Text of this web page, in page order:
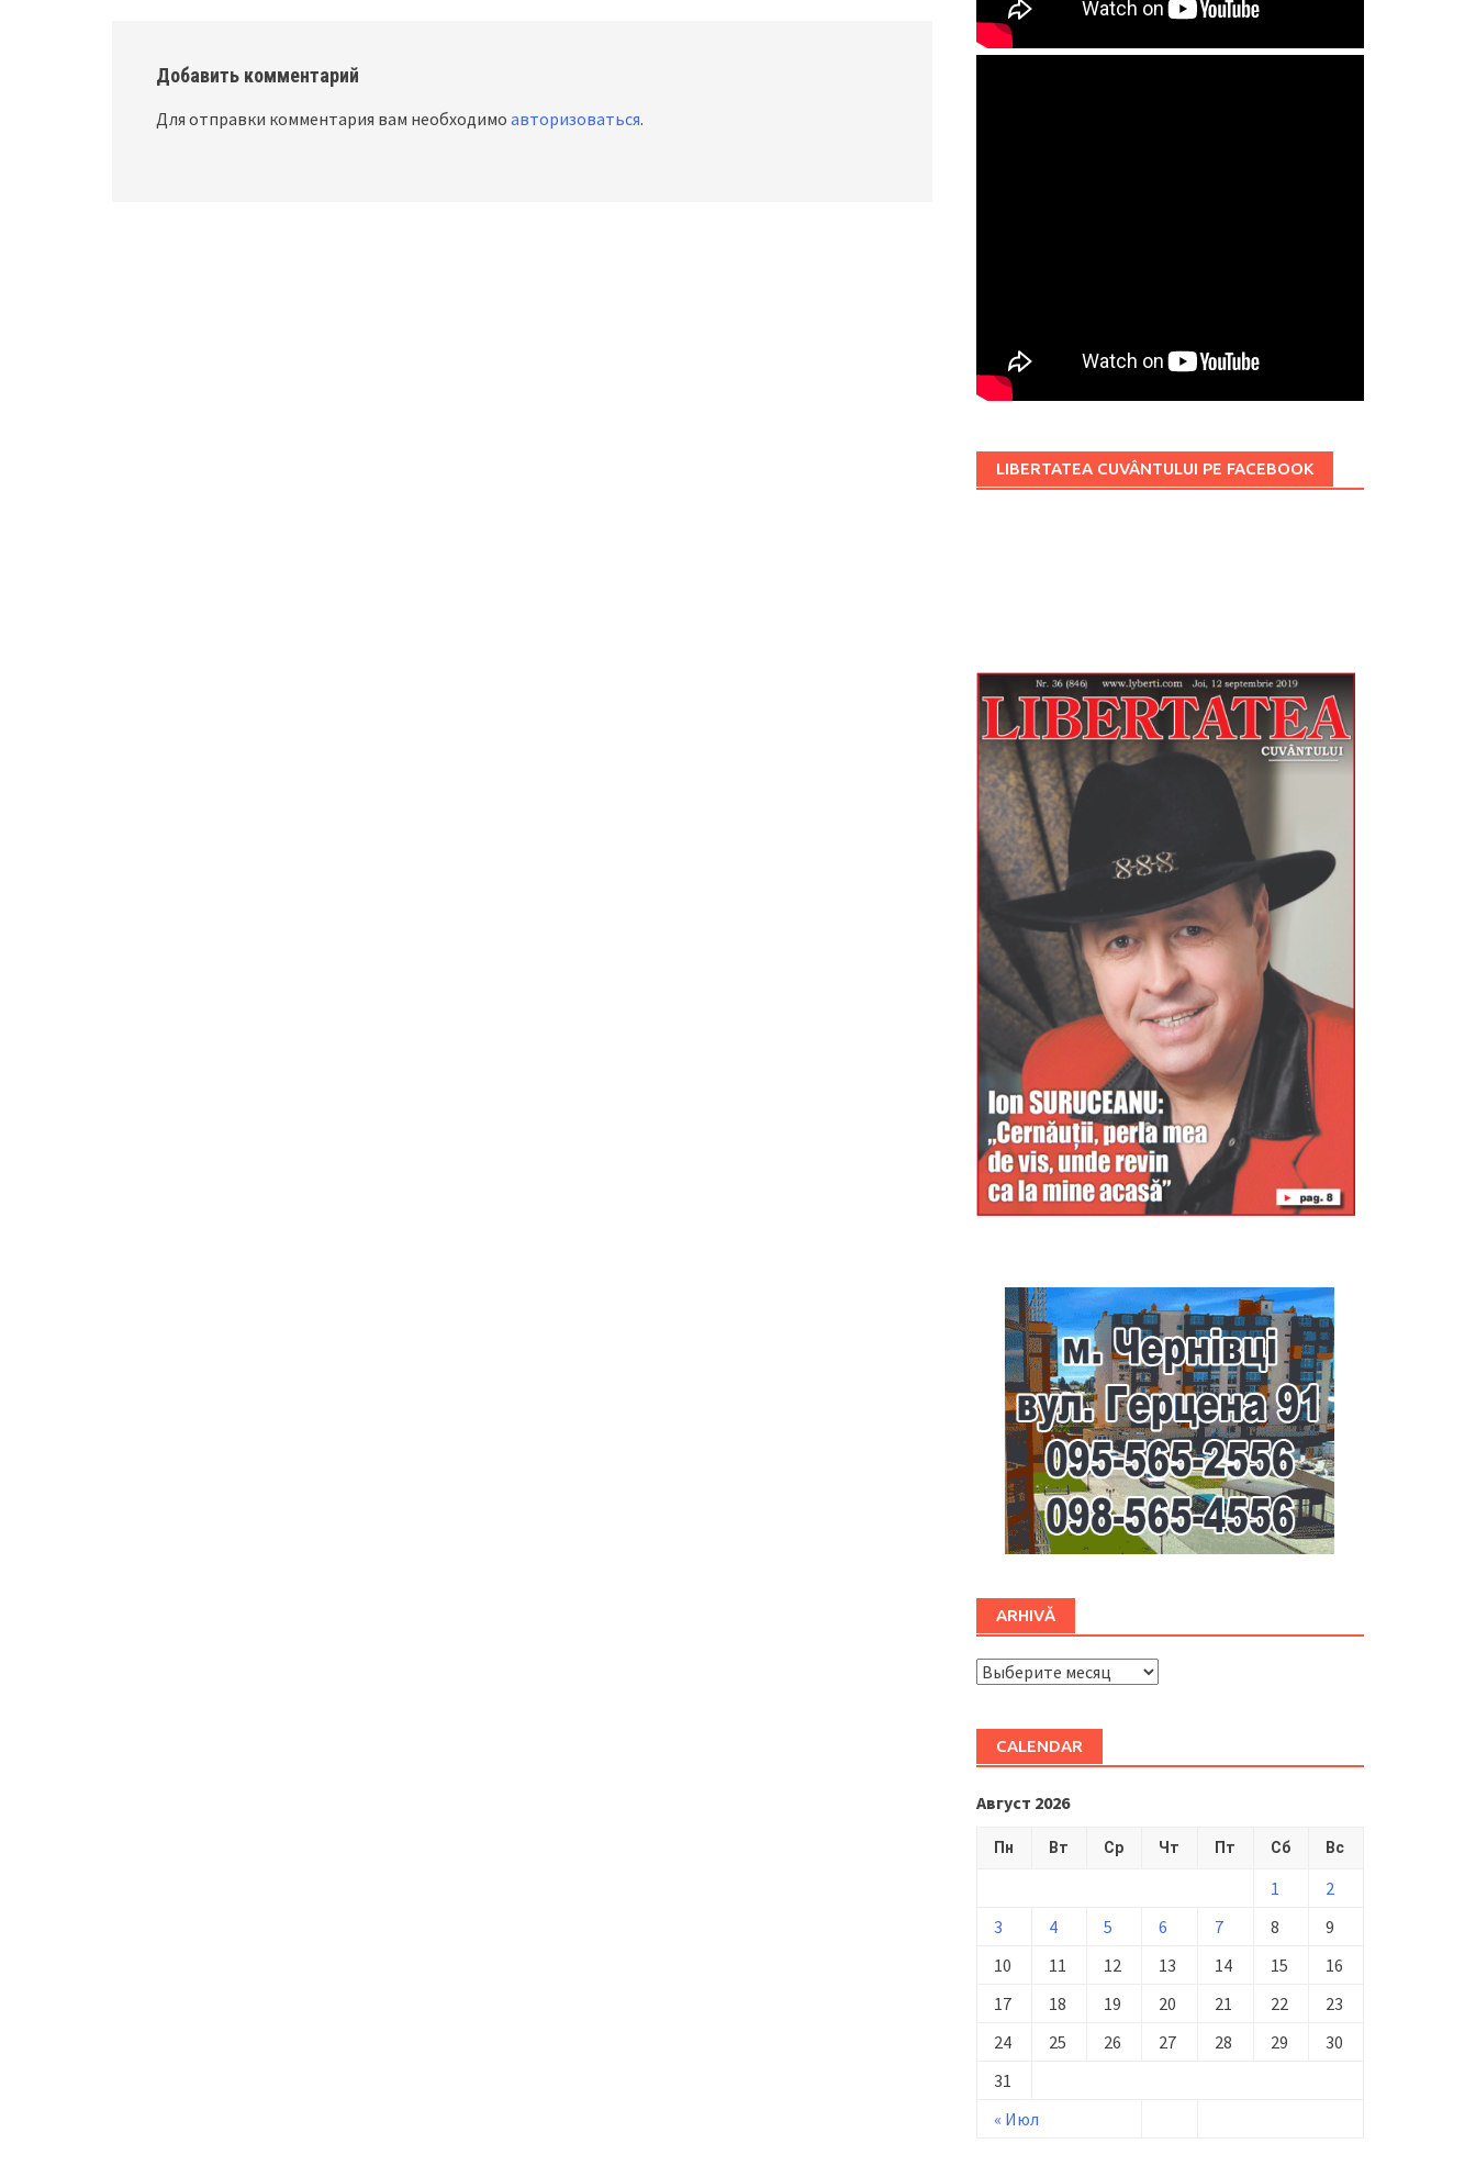
Добавить комментарий
Для отправки комментария вам необходимо авторизоваться.
LIBERTATEA CUVÂNTULUI PE FACEBOOK
ARHIVĂ
ARHIVĂ
CALENDAR
Август 2026
Пн Вт Ср Чт Пт Сб Вс
« Июл
1
2
3
4 5 6 7 8
9
10
11 12 13 14 15
16
17
18 19 20 21 22
23
24
25 26 27 28 29
30
31